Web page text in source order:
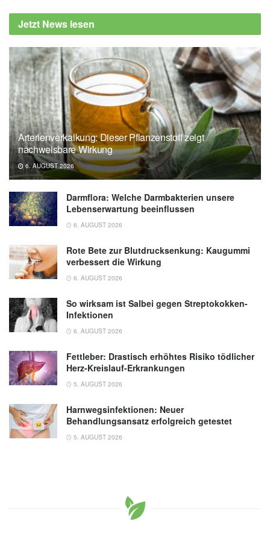
Demenz vorzubeugen, (Abruf: 21.09.2022),
Ruhr-Universität Bochum
Vanessa J. Lissek, Heithem Ben Abdallah,
Arthur Praetorius, Tobias Ohmann, Boris
Suchan: go4cognition: Combined
Physiological and Cognitive Intervention in
Mild Cognitive Impairment; in: Journal of
Alzheimer Disease, (veröffentlicht:
13.09.2022),Journal of Alzheimer Disease
Jetzt News lesen
Arterienverkalkung: Dieser Pflanzenstoff zeigt
nachweisbare Wirkung
6. AUGUST 2026
Darmflora: Welche Darmbakterien unsere
Lebenserwartung beeinflussen
6. AUGUST 2026
Rote Bete zur Blutdrucksenkung: Kaugummi
verbessert die Wirkung
6. AUGUST 2026
So wirksam ist Salbei gegen Streptokokken-
Infektionen
6. AUGUST 2026
Fettleber: Drastisch erhöhtes Risiko tödlicher
Herz-Kreislauf-Erkrankungen
5. AUGUST 2026
Harnwegsinfektionen: Neuer
Behandlungsansatz erfolgreich getestet
5. AUGUST 2026